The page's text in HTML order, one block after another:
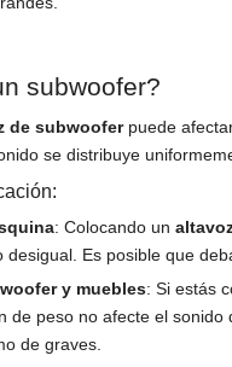
subwoofer?
de subwooferpuede
se distribuye
: Colocando un
desigual. Es posible que
y muebles: Si estás
de peso no afecte el
de graves.